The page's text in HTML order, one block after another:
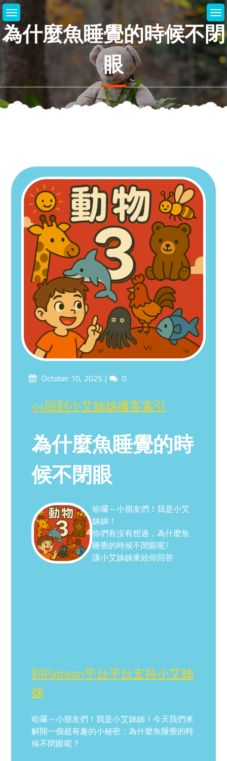
Skip
to
content
為什麼魚睡覺的時候不閉
眼
PostedOctober 10, 2025 Comments
0
<<回到小艾姊姊播客索引
為什麼魚睡覺的時
候不閉眼
哈囉～小朋友們！我是小艾
姊姊！
你們有沒有想過，為什麼魚
睡覺的時候不閉眼呢?
讓小艾姊姊來給你回答
到Patreon平台平台支持小艾姊
姊
哈囉～小朋友們！我是小艾姊姊！今天我們來
解開一個超有趣的小秘密：為什麼魚睡覺的時
候不閉眼呢？